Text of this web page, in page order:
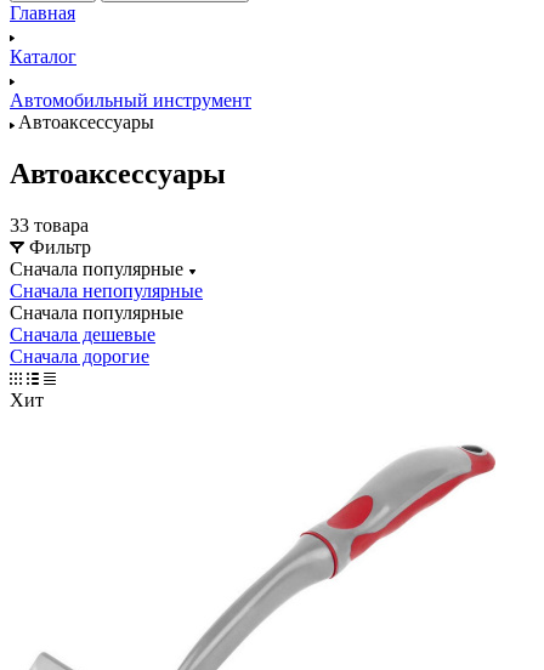
Главная
Каталог
Автомобильный инструмент
Автоаксессуары
Автоаксессуары
33 товара
Фильтр
Сначала популярные
Сначала непопулярные
Сначала популярные
Сначала дешевые
Сначала дорогие
Хит